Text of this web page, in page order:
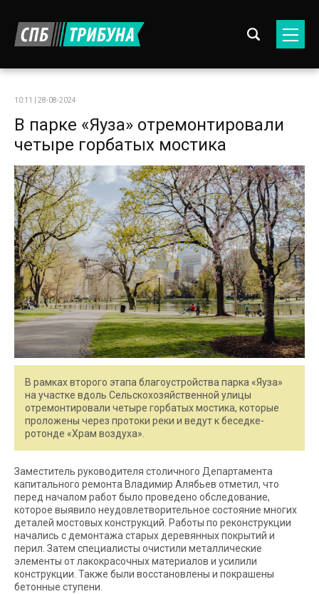
10:11 | 28-08-2024
В парке «Яуза» отремонтировали
четыре горбатых мостика
В рамках второго этапа благоустройства парка «Яуза»
на участке вдоль Сельскохозяйственной улицы
отремонтировали четыре горбатых мостика, которые
проложены через протоки реки и ведут к беседке-
ротонде «Храм воздуха».
Заместитель руководителя столичного Департамента
капитального ремонта Владимир Алябьев отметил, что
перед началом работ было проведено обследование,
которое выявило неудовлетворительное состояние многих
деталей мостовых конструкций. Работы по реконструкции
начались с демонтажа старых деревянных покрытий и
перил. Затем специалисты очистили металлические
элементы от лакокрасочных материалов и усилили
конструкции. Также были восстановлены и покрашены
бетонные ступени.